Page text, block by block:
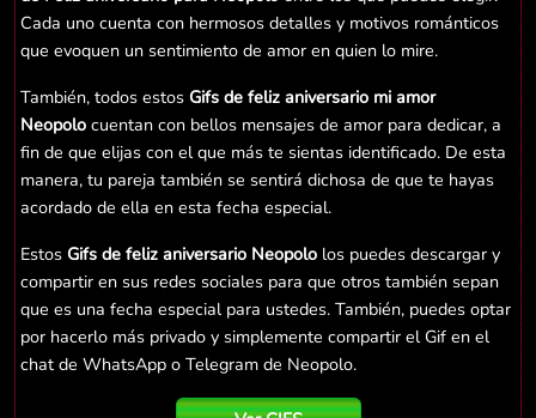
Cada uno cuenta con hermosos detalles y motivos románticos
que evoquen un sentimiento de amor en quien lo mire.
También, todos estos Gifs de feliz aniversario mi amor
Neopolo cuentan con bellos mensajes de amor para dedicar, a
fin de que elijas con el que más te sientas identificado. De esta
manera, tu pareja también se sentirá dichosa de que te hayas
acordado de ella en esta fecha especial.
Estos Gifs de feliz aniversario Neopolo los puedes descargar y
compartir en sus redes sociales para que otros también sepan
que es una fecha especial para ustedes. También, puedes optar
por hacerlo más privado y simplemente compartir el Gif en el
chat de WhatsApp o Telegram de Neopolo.